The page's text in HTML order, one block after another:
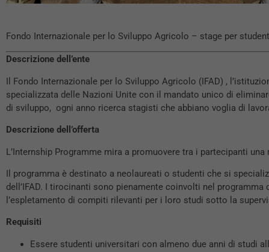
Fondo Internazionale per lo Sviluppo Agricolo – stage per
Descrizione dell’ente
Il Fondo Internazionale per lo Sviluppo Agricolo (IFAD) ,
specializzata delle Nazioni Unite con il mandato unico di
di sviluppo, ogni anno ricerca stagisti che abbiano voglia di
Descrizione dell’offerta
L’Internship Programme mira a promuovere tra i partecipanti
Il programma è destinato a neolaureati o studenti che si
dell’IFAD. I tirocinanti sono pienamente coinvolti nel
l’espletamento di compiti rilevanti per i loro studi sotto la
Requisiti
Essere studenti universitari con almeno due anni di studi